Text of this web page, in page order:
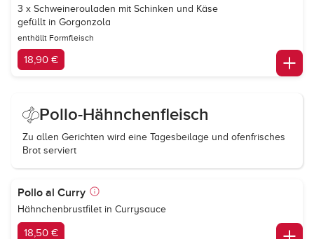
3 x Schweinerouladen mit Schinken und Käse
gefüllt in Gorgonzola
enthällt Formfleisch
18,90 €
Pollo-Hähnchenfleisch
Zu allen Gerichten wird eine Tagesbeilage und ofenfrisches
Brot serviert
Pollo al Curry
Hähnchenbrustfilet in Currysauce
18,50 €